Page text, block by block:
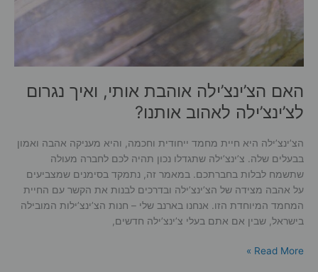
האם הצ’ינצ’ילה אוהבת אותי, ואיך נגרום
לצ’ינצ’ילה לאהוב אותנו?
הצ’ינצ’ילה היא חיית מחמד ייחודית וחכמה, והיא מעניקה אהבה ואמון
בבעלים שלה. צ’ינצ’ילה שתגדלו נכון תהיה לכם לחברה מעולה
שתשמח לבלות בחברתכם. במאמר זה, נתמקד בסימנים שמצביעים
על אהבה מצידה של הצ’ינצ’ילה ובדרכים לבנות את הקשר עם החיית
המחמד המיוחדת הזו. אנחנו בארנב שלי – חנות הצ’ינצ’ילות המובילה
בישראל, שבין אם אתם בעלי צ’ינצ’ילה חדשים,
האם
Read More »